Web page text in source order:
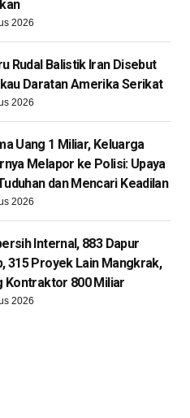
2026
Rudal Balistik Iran Disebut
Daratan Amerika Serikat
2026
Uang 1 Miliar, Keluarga
Melapor ke Polisi: Upaya
dan Mencari Keadilan
2026
Internal, 883 Dapur
315 Proyek Lain Mangkrak,
Kontraktor 800 Miliar
2026